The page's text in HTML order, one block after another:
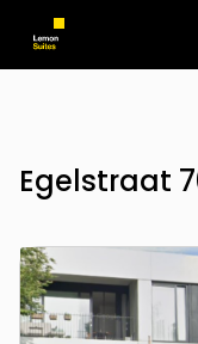
Egelstraat